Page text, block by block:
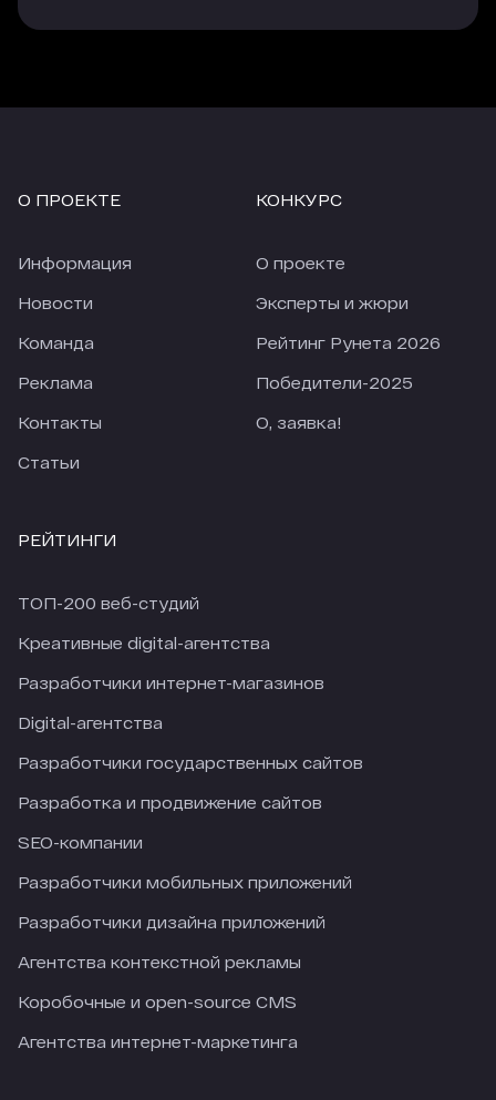
перед карантином). По отдельным источникам
снизилось только на 18,28%. В текущих реалиях
это просто прекрасный показатель.
О ПРОЕКТЕ
Информация
Новости
Команда
Реклама
Контакты
Статьи
РЕЙТИНГИ
ТОП-200 веб-студий
Креативные digital-агентства
Разработчики интернет-магазинов
Digital-агентства
Разработчики государственных сайтов
Разработка и продвижение сайтов
SEO-компании
Разработчики мобильных приложений
Разработчики дизайна приложений
Агентства контекстной рекламы
Коробочные и open-source CMS
Агентства интернет-маркетинга
КОНКУРС
О проекте
Эксперты и жюри
Рейтинг Рунета 2026
Победители-2025
О, заявка!